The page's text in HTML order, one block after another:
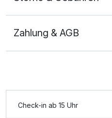
Zahlung & AGB
Check-in ab 15 Uhr